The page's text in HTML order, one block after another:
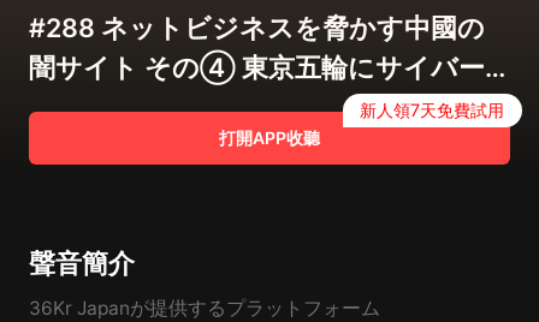
#288 ネットビジネスを脅かす中國の
闇サイト その④ 東京五輪にサイバー
攻撃は発生したの？
打開APP收聽
新人領7天免費試用
聲音簡介
36Kr Japanが提供するプラットフォーム